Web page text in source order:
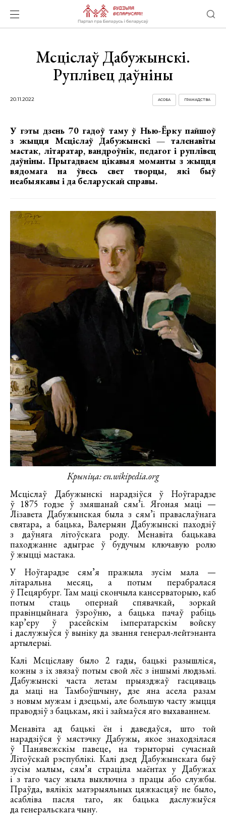
Мсціслаў Дабужынскі.
Руплівец даўніны
20.11.2022 ГРАМАДСТВА
АСОБА
У гэты дзень 70 гадоў таму ў Нью-Ёрку пайшоў
з жыцця Мсціслаў Дабужынскі — таленавіты
мастак, літаратар, вандроўнік, педагог і руплівец
даўніны. Прыгадваем цікавыя моманты з жыцця
вядомага на ўвесь свет творцы, які быў
неабыякавы і да беларускай справы.
Крыніца: en.wikipedia.org
Мсціслаў Дабужынскі нарадзіўся ў Ноўгарадзе
ў 1875 годзе ў змяшанай сям’і. Ягоная маці —
Лізавета Дабужынская была з сям’і праваслаўнага
святара, а бацька, Валерыян Дабужынскі паходзіў
з даўняга літоўскага роду. Менавіта бацькава
паходжанне адыграе ў будучым ключавую ролю
ў жыцці мастака.
У Ноўгарадзе сям’я пражыла зусім мала —
літаральна месяц, а потым перабралася
ў Пецярбург. Там маці скончыла кансерваторыю, каб
потым стаць опернай спявачкай, зоркай
правінцыйнага ўзроўню, а бацька пачаў рабіць
кар’еру ў расейскім імператарскім войску
і даслужыўся ў выніку да звання генерал-лейтэнанта
артылерыі.
Калі Мсціславу было 2 гады, бацькі разышліся,
кожны з іх звязаў потым свой лёс з іншымі людзьмі.
Дабужынскі часта летам прыязджаў гасцяваць
да маці на Тамбоўшчыну, дзе яна асела разам
з новым мужам і дзецьмі, але большую часту жыцця
праводзіў з бацькам, які і займаўся яго выхаваннем.
Менавіта ад бацькі ён і даведаўся, што той
нарадзіўся ў мястэчку Дабужы, якое знаходзілася
ў Панявежскім павеце, на тэрыторыі сучаснай
Літоўскай рэспублікі. Калі дзед Дабужынскага быў
зусім малым, сям’я страціла маёнтах у Дабужах
і з таго часу жыла выключна з працы або службы.
Праўда, вялікіх матэрыяльных цяжкасцяў не было,
асабліва пасля таго, як бацька даслужыўся
да генеральскага чыну.